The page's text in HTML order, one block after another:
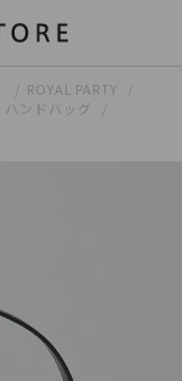
ROYAL PARTY
ハンドバッグ